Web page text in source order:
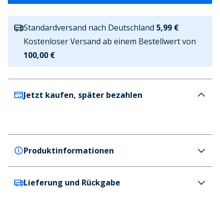
Standardversand nach Deutschland 5,99 €
Kostenloser Versand ab einem Bestellwert von
100,00 €
Jetzt kaufen, später bezahlen
Produktinformationen
Duffy
Lieferung und Rückgabe